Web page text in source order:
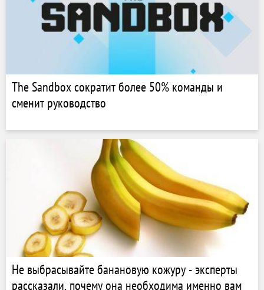
The Sandbox сократит более 50% команды и
сменит руководство
Не выбрасывайте банановую кожуру - эксперты
рассказали, почему она необходима именно вам